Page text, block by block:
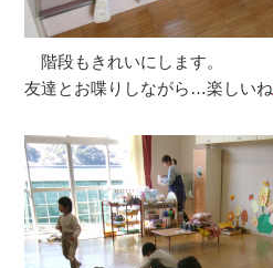
階段もきれいにします。
友達とお喋りしながら…楽しいね